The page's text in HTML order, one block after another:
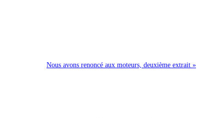
Nous avons renoncé aux moteurs, deuxième extrait »